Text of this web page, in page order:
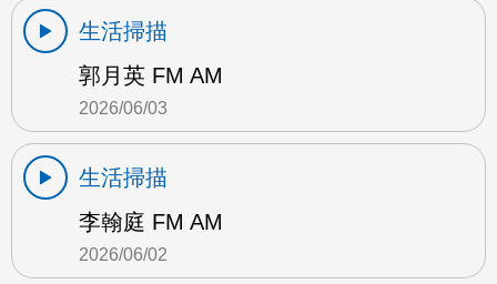
生活掃描
郭月英 FM AM
2026/06/03
生活掃描
李翰庭 FM AM
2026/06/02